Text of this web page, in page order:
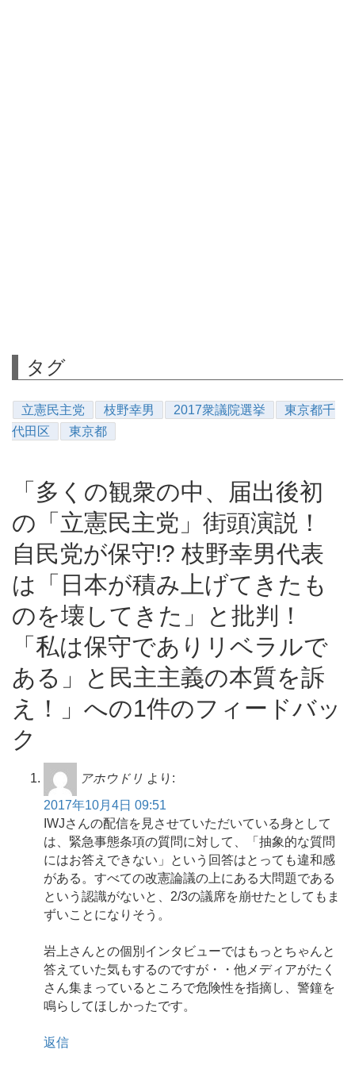
タグ
立憲民主党 枝野幸男 2017衆議院選挙
東京都千
代田区
東京都
「多くの観衆の中、届出後初
の「立憲民主党」街頭演説！
自民党が保守!? 枝野幸男代表
は「日本が積み上げてきたも
のを壊してきた」と批判！
「私は保守でありリベラルで
ある」と民主主義の本質を訴
え！」への1件のフィードバッ
ク
アホウドリ より:
2017年10月4日 09:51
IWJさんの配信を見させていただいている身として
は、緊急事態条項の質問に対して、「抽象的な質問
にはお答えできない」という回答はとっても違和感
がある。すべての改憲論議の上にある大問題である
という認識がないと、2/3の議席を崩せたとしてもま
ずいことになりそう。
岩上さんとの個別インタビューではもっとちゃんと
答えていた気もするのですが・・他メディアがたく
さん集まっているところで危険性を指摘し、警鐘を
鳴らしてほしかったです。
返信